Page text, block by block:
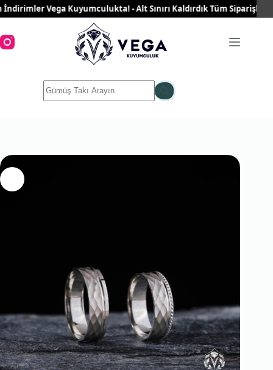
Skip
to
Vega Kuyumculukta! - Alt Sınırı Kaldırdık Tüm
No
results